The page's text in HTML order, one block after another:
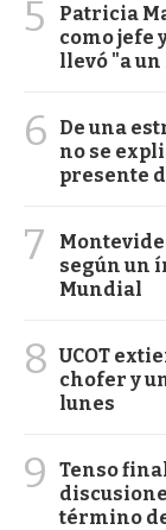
5
Patricia
como jefe
llevó "a
6
De una
no se
presente
7
según un
Mundial
8 UCOT
chofer y
lunes
9
Tenso
término